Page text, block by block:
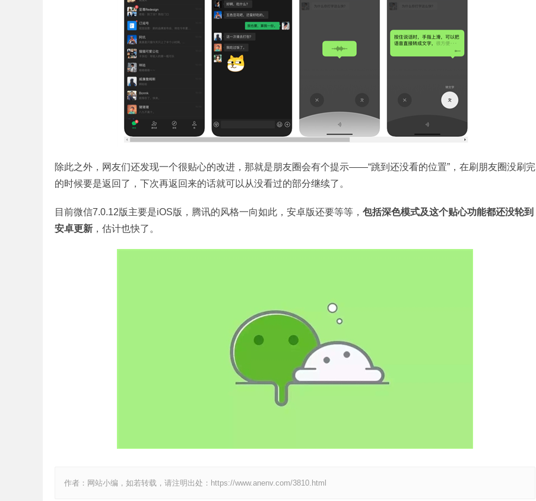
除此之外，网友们还发现一个很贴心的改进，那就是朋友圈会有个提示——“跳到还没看的位置”，在刷朋友圈没刷完
的时候要是返回了，下次再返回来的话就可以从没看过的部分继续了。
目前微信7.0.12版主要是iOS版，腾讯的风格一向如此，安卓版还要等等， 包括深色模式及这个贴心功能都还没轮到
安卓更新 ，估计也快了。
作者：网站小编，如若转载，请注明出处：https://www.anenv.com/3810.html